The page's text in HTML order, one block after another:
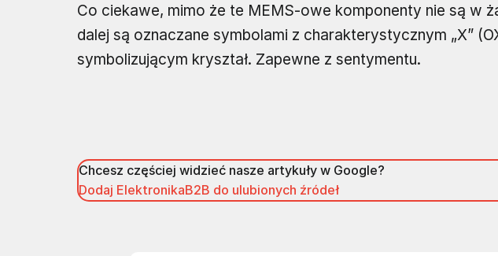
Co ciekawe, mimo że te MEMS-owe komponenty nie są w
dalej są oznaczane symbolami z charakterystycznym „X”
symbolizującym kryształ. Zapewne z sentymentu.
Chcesz częściej widzieć nasze artykuły w Google?
Dodaj ElektronikaB2B do ulubionych źródeł